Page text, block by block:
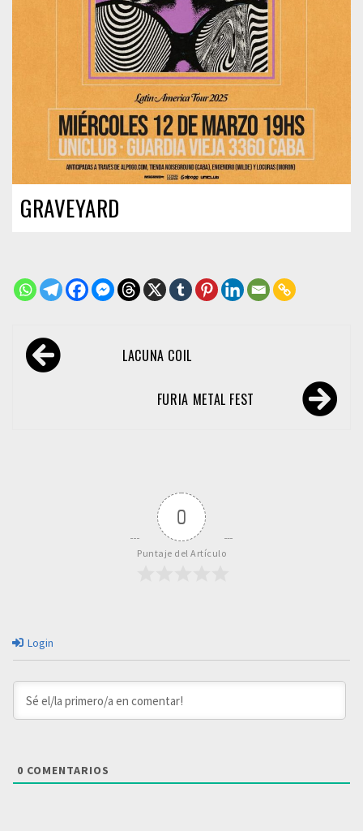
GRAVEYARD
Navegación
de LACUNA COIL
FURIA METAL FEST
0
Puntaje del Artículo
Login
0 COMENTARIOS